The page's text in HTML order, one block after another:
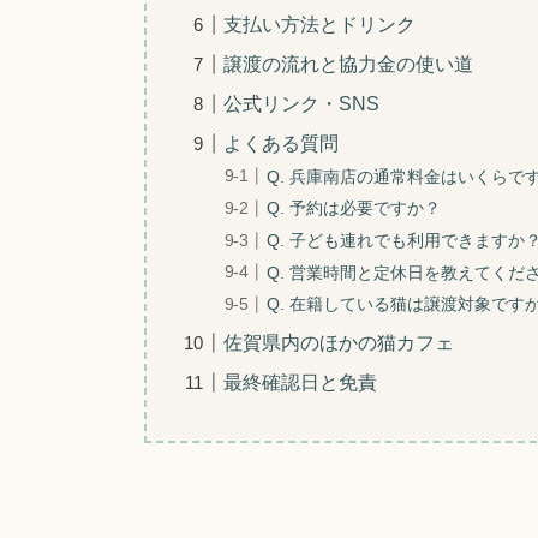
支払い方法とドリンク
譲渡の流れと協力金の使い道
公式リンク・SNS
よくある質問
Q. 兵庫南店の通常料金はいくらで
Q. 予約は必要ですか？
Q. 子ども連れでも利用できますか？
Q. 営業時間と定休日を教えてくださ
Q. 在籍している猫は譲渡対象です
佐賀県内のほかの猫カフェ
最終確認日と免責